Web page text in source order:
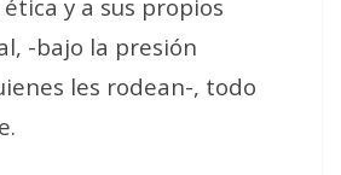
y a sus propios
-bajo la presión
les rodean-, todo